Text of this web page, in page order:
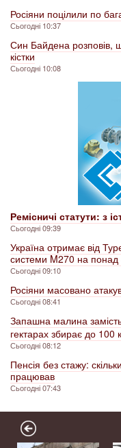
Росіяни поцілили по
Сьогодні 10:37
Син Байдена розповів,
кістки
Сьогодні 10:08
Ремісничі статути: з
Сьогодні 09:39
Україна отримає від
системи M270 на
Сьогодні 09:10
Росіяни масовано
Сьогодні 08:41
Запашна малина
гектарах збирає до 100
Сьогодні 08:12
Пенсія без стажу:
працював
Сьогодні 07:43